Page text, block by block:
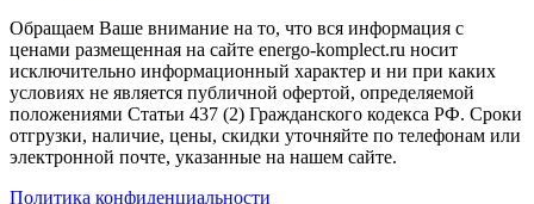
Обращаем Ваше внимание на то, что вся информация с
ценами размещенная на сайте energo-komplect.ru носит
исключительно информационный характер и ни при каких
условиях не является публичной офертой, определяемой
положениями Статьи 437 (2) Гражданского кодекса РФ. Сроки
отгрузки, наличие, цены, скидки уточняйте по телефонам или
электронной почте, указанные на нашем сайте.
Политика конфиденциальности